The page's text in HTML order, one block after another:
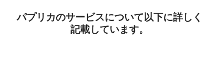
パプリカのサービスについて以下に詳しく
記載しています。